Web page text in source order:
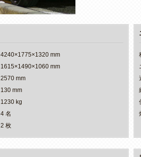
4240×1775×1320 mm
1615×1490×1060 mm
2570 mm
130 mm
1230 kg
4 名
2 枚